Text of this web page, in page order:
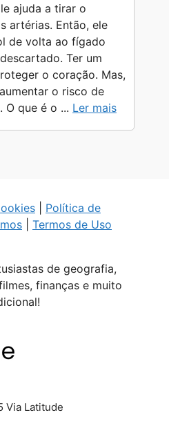
ajuda a tirar o
artérias. Então, ele
de volta ao fígado
Ter um
o coração. Mas,
o risco de
O que é o ... Ler mais
Política de
Termos de Uso
de geografia,
finanças e muito
Via Latitude